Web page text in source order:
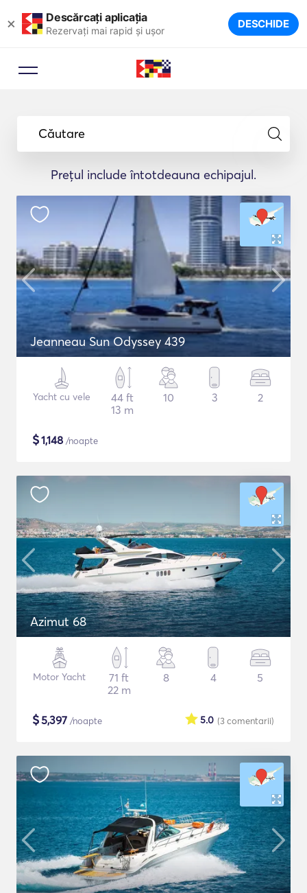
× Descărcați aplicația
Rezervați mai rapid și ușor DESCHIDE
Căutare
Prețul include întotdeauna echipajul.
Jeanneau Sun Odyssey 439
Yacht cu vele
44 ft
13 m
10 3 2
$1,148 /noapte
Azimut 68
Motor Yacht
71 ft
22 m
8 4 5
$5,397 /noapte (3comentarii)
5.0